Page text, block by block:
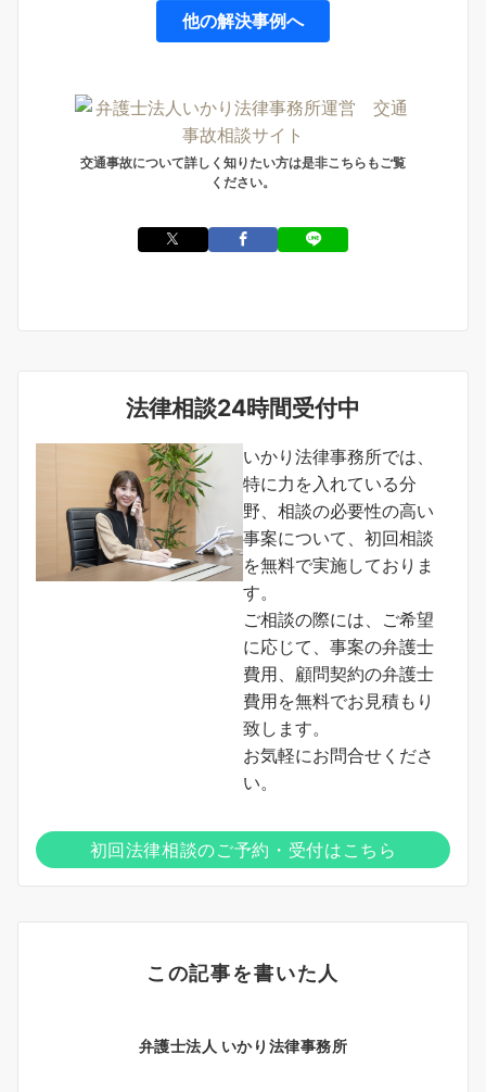
他の解決事例へ
交通事故について詳しく知りたい方は是非こちらもご覧
ください。
法律相談24時間受付中
いかり法律事務所では、
特に力を入れている分
野、相談の必要性の高い
事案について、初回相談
を無料で実施しておりま
す。
ご相談の際には、ご希望
に応じて、事案の弁護士
費用、顧問契約の弁護士
費用を無料でお見積もり
致します。
お気軽にお問合せくださ
い。
初回法律相談のご予約・受付はこちら
この記事を書いた人
弁護士法人 いかり法律事務所